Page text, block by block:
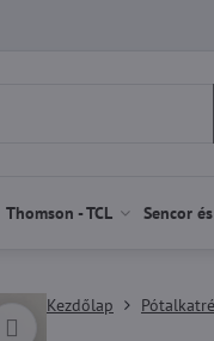
Thomson - TCL Sencor
Kezdőlap